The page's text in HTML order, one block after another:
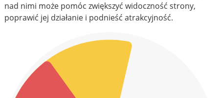
nad nimi może pomóc zwiększyć widoczność strony,
poprawić jej działanie i podnieść atrakcyjność.